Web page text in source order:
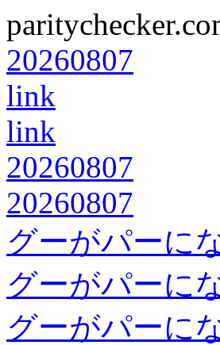
20260807
link
link
20260807
20260807
グーがパーに
グーがパーに
グーがパーに